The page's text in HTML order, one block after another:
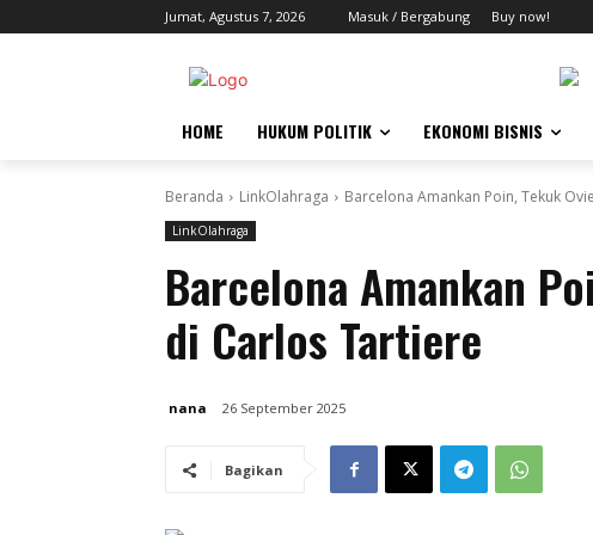
Jumat, Agustus 7, 2026 Masuk / Bergabung Buy now!
HOME HUKUM POLITIK EKONOMI BISNIS
Beranda LinkOlahraga Barcelona Amankan Poin, Tekuk
LinkOlahraga
Barcelona Amankan
di Carlos Tartiere
nana 26 September 2025
Bagikan